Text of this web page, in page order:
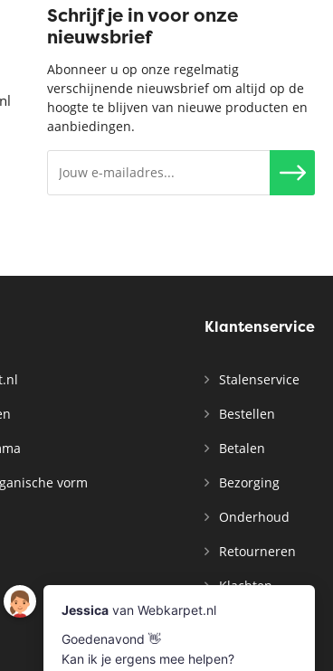
Schrijf je in voor onze
nieuwsbrief
Abonneer u op onze regelmatig
verschijnende nieuwsbrief om altijd op de
hoogte te blijven van nieuwe producten en
aanbiedingen.
vorm
Klantenservice
Stalenservice
Bestellen
Betalen
Bezorging
Onderhoud
Retourneren
Klachten
Contact
Mijn Account